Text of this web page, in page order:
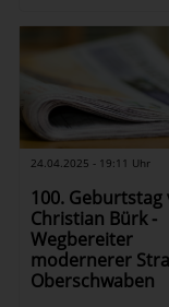
24.04.2025 - 19:11 Uhr
100. Geburtstag
Christian Bürk -
Wegbereiter
modernerer
Oberschwaben